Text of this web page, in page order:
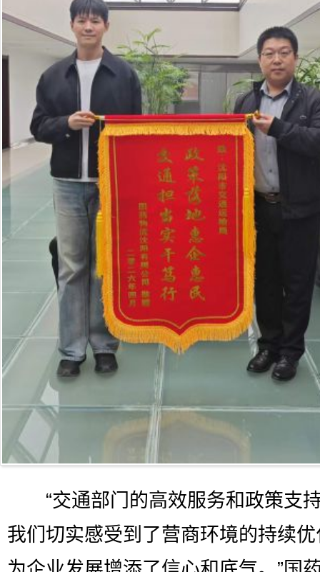
“交通部门的高效服务和政策支
我们切实感受到了营商环境的持续